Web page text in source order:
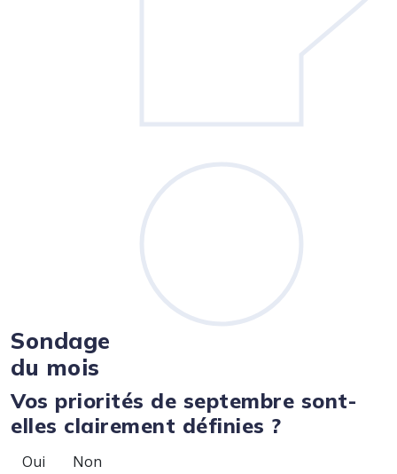
Sondage
du mois
Vos priorités de septembre sont-
elles clairement définies ?
Oui Non